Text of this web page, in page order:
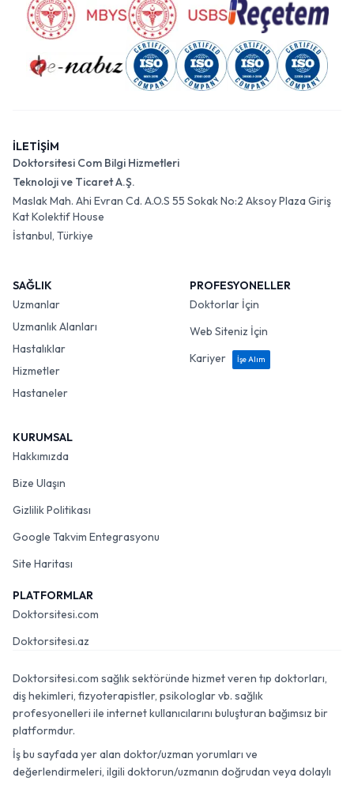
İLETİŞİM
Doktorsitesi Com Bilgi Hizmetleri
Teknoloji ve Ticaret A.Ş.
Maslak Mah. Ahi Evran Cd. A.O.S 55 Sokak No:2 Aksoy Plaza Giriş
Kat Kolektif House
İstanbul, Türkiye
SAĞLIK
Uzmanlar
Uzmanlık Alanları
Hastalıklar
Hizmetler
Hastaneler
PROFESYONELLER
Doktorlar İçin
Web Siteniz İçin
Kariyer
İşe Alım
KURUMSAL
Hakkımızda
Bize Ulaşın
Gizlilik Politikası
Google Takvim Entegrasyonu
Site Haritası
PLATFORMLAR
Doktorsitesi.com
Doktorsitesi.az
Doktorsitesi.com sağlık sektöründe hizmet veren tıp doktorları,
diş hekimleri, fizyoterapistler, psikologlar vb. sağlık
profesyonelleri ile internet kullanıcılarını buluşturan bağımsız bir
platformdur.
İş bu sayfada yer alan doktor/uzman yorumları ve
değerlendirmeleri, ilgili doktorun/uzmanın doğrudan veya dolaylı